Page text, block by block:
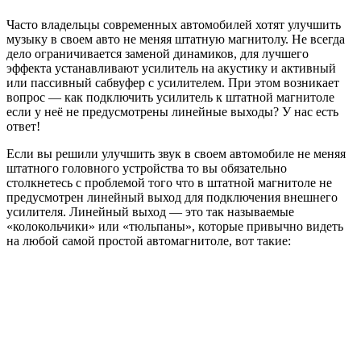
Часто владельцы современных автомобилей хотят улучшить
музыку в своем авто не меняя штатную магнитолу. Не всегда
дело ограничивается заменой динамиков, для лучшего
эффекта устанавливают усилитель на акустику и активный
или пассивный сабвуфер с усилителем. При этом возникает
вопрос — как подключить усилитель к штатной магнитоле
если у неё не предусмотрены линейные выходы? У нас есть
ответ!
Если вы решили улучшить звук в своем автомобиле не меняя
штатного головного устройства то вы обязательно
столкнетесь с проблемой того что в штатной магнитоле не
предусмотрен линейный выход для подключения внешнего
усилителя. Линейный выход — это так называемые
«колокольчики» или «тюльпаны», которые привычно видеть
на любой самой простой автомагнитоле, вот такие: